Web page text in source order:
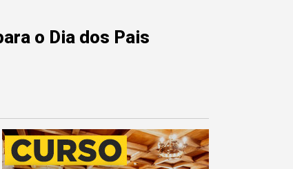
o Dia dos Pais